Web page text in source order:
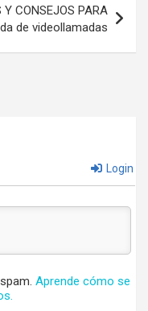
Y CONSEJOS PARA
de videollamadas
Login
Aprende cómo se